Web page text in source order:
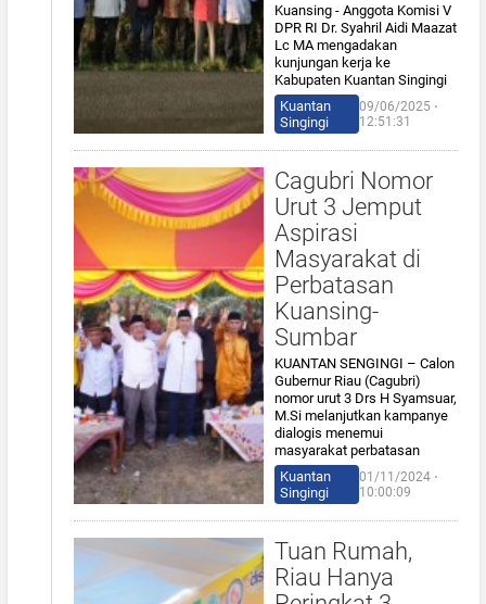
Kuansing - Anggota Komisi V
DPR RI Dr. Syahril Aidi Maazat
Lc MA mengadakan
kunjungan kerja ke
Kabupaten Kuantan Singingi
Kuantan
Singingi
09/06/2025 ⋅
12:51:31
Cagubri Nomor
Urut 3 Jemput
Aspirasi
Masyarakat di
Perbatasan
Kuansing-
Sumbar
KUANTAN SENGINGI – Calon
Gubernur Riau (Cagubri)
nomor urut 3 Drs H Syamsuar,
M.Si melanjutkan kampanye
dialogis menemui
masyarakat perbatasan
Kuantan
Singingi
01/11/2024 ⋅
10:00:09
Tuan Rumah,
Riau Hanya